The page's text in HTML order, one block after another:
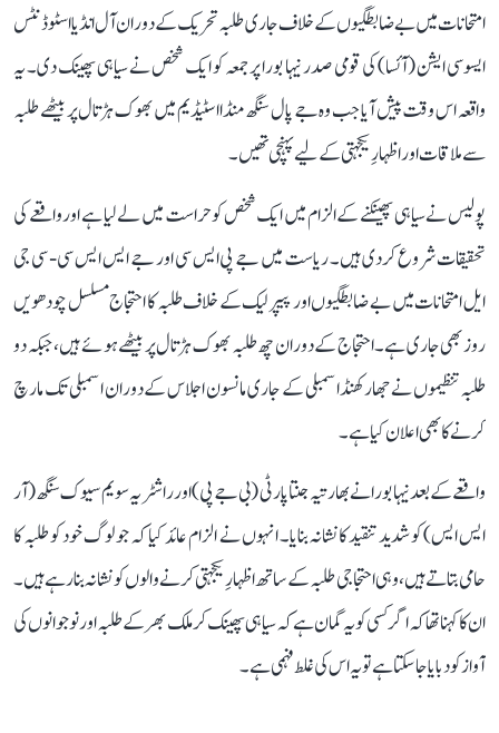
امتحانات میں بے ضابطگیوں کے خلاف جاری طلبہ تحریک کے دوران آل انڈیا اسٹوڈنٹس
ایسوسی ایشن (آئسا) کی قومی صدر نیہا بورا پر جمعہ کو ایک شخص نے سیاہی پھینک دی۔ یہ
واقعہ اس وقت پیش آیا جب وہ جے پال سنگھ منڈا اسٹیڈیم میں بھوک ہڑتال پر بیٹھے طلبہ
سے ملاقات اور اظہارِ یکجہتی کے لیے پہنچی تھیں۔
پولیس نے سیاہی پھینکنے کے الزام میں ایک شخص کو حراست میں لے لیا ہے اور واقعے کی
تحقیقات شروع کر دی ہیں۔ ریاست میں جے پی ایس سی اور جے ایس ایس سی - سی جی
ایل امتحانات میں بے ضابطگیوں اور پیپر لیک کے خلاف طلبہ کا احتجاج مسلسل چودھویں
روز بھی جاری ہے۔ احتجاج کے دوران چھ طلبہ بھوک ہڑتال پر بیٹھے ہوئے ہیں، جبکہ دو
طلبہ تنظیموں نے جھارکھنڈ اسمبلی کے جاری مانسون اجلاس کے دوران اسمبلی تک مارچ
کرنے کا بھی اعلان کیا ہے۔
واقعے کے بعد نیہا بورا نے بھارتیہ جنتا پارٹی (بی جے پی) اور راشٹریہ سویم سیوک سنگھ (آر
ایس ایس) کو شدید تنقید کا نشانہ بنایا۔ انہوں نے الزام عائد کیا کہ جو لوگ خود کو طلبہ کا
حامی بتاتے ہیں، وہی احتجاجی طلبہ کے ساتھ اظہارِ یکجہتی کرنے والوں کو نشانہ بنا رہے ہیں۔
ان کا کہنا تھا کہ اگر کسی کو یہ گمان ہے کہ سیاہی پھینک کر ملک بھر کے طلبہ اور نوجوانوں کی
آواز کو دبایا جا سکتا ہے تو یہ اس کی غلط فہمی ہے۔